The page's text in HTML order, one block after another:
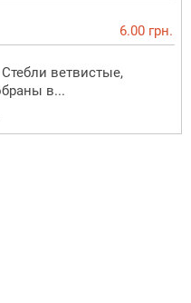
6.00 грн.
ветвистые,
в...